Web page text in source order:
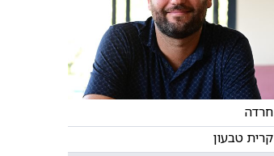
חרדה
קרית טבעון